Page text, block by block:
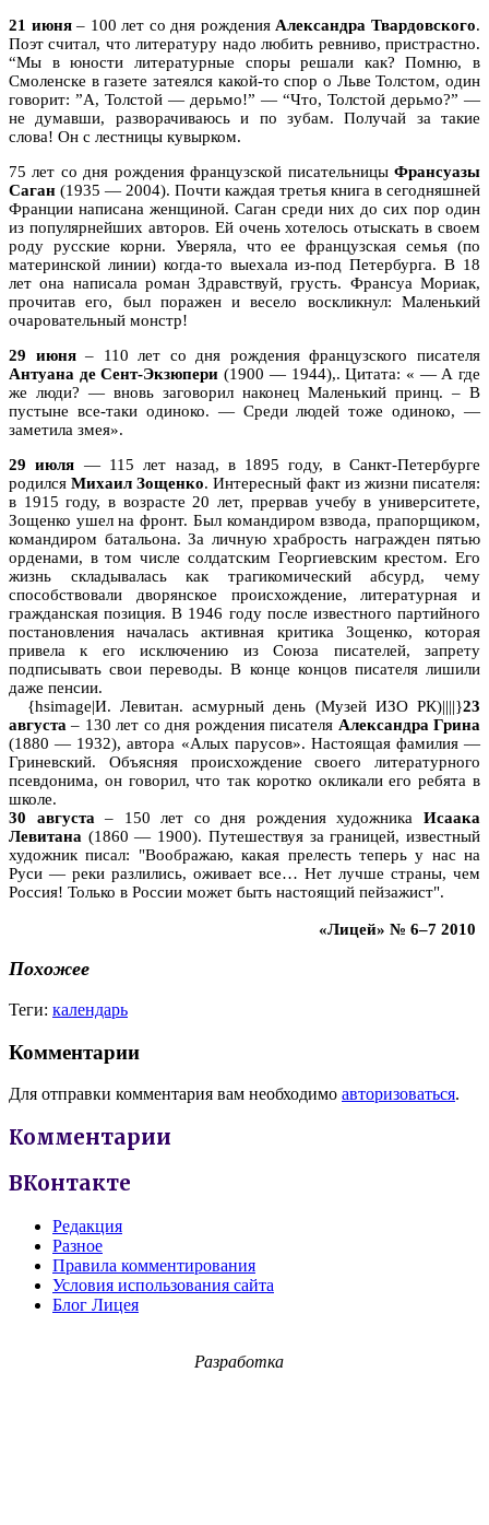
21 июня– 100 лет со дня рождения Александра Твардовского.
Поэт считал, что литературу надо любить ревниво, пристрастно.
“Мы в юности литературные споры решали как? Помню, в
Смоленске в газете затеялся какой-то спор о Льве Толстом, один
говорит: ”А, Толстой — дерьмо!” — “Что, Толстой дерьмо?” —
не думавши, разворачиваюсь и по зубам. Получай за такие
слова! Он с лестницы кувырком.
75 лет со дня рождения французской писательницы Франсуазы
Саган (1935 — 2004). Почти каждая третья книга в сегодняшней
Франции написана женщиной. Саган среди них до сих пор один
из популярнейших авторов. Ей очень хотелось отыскать в своем
роду русские корни. Уверяла, что ее французская семья (по
материнской линии) когда-то выехала из-под Петербурга. В 18
лет она написала роман Здравствуй, грусть. Франсуа Мориак,
прочитав его, был поражен и весело воскликнул: Маленький
очаровательный монстр!
29 июня– 110 лет со дня рождения французского писателя
Антуана де Сент-Экзюпери (1900 — 1944),. Цитата: « — А где
же люди? — вновь заговорил наконец Маленький принц. – В
пустыне все-таки одиноко. — Среди людей тоже одиноко, —
заметила змея».
29 июля — 115 лет назад, в 1895 году, в Санкт-Петербурге
родилсяМихаил Зощенко. Интересный факт из жизни писателя:
в 1915 году, в возрасте 20 лет, прервав учебу в университете,
Зощенко ушел на фронт. Был командиром взвода, прапорщиком,
командиром батальона. За личную храбрость награжден пятью
орденами, в том числе солдатским Георгиевским крестом. Его
жизнь складывалась как трагикомический абсурд, чему
способствовали дворянское происхождение, литературная и
гражданская позиция. В 1946 году после известного партийного
постановления началась активная критика Зощенко, которая
привела к его исключению из Союза писателей, запрету
подписывать свои переводы. В конце концов писателя лишили
даже пенсии.
{hsimage|И. Левитан. асмурный день (Музей ИЗО РК)||||}23
августа – 130 лет со дня рождения писателя Александра Грина
(1880 — 1932), автора «Алых парусов». Настоящая фамилия —
Гриневский. Объясняя происхождение своего литературного
псевдонима, он говорил, что так коротко окликали его ребята в
школе.
30 августа – 150 лет со дня рождения художника Исаака
Левитана (1860 — 1900). Путешествуя за границей, известный
художник писал: "Воображаю, какая прелесть теперь у нас на
Руси — реки разлились, оживает все… Нет лучше страны, чем
Россия! Только в России может быть настоящий пейзажист".
«Лицей» № 6–7 2010
Похожее
Теги: календарь
Комментарии
Для отправки комментария вам необходимо авторизоваться.
Комментарии
ВКонтакте
Редакция
Разное
Правила комментирования
Условия использования сайта
Блог Лицея
Разработка